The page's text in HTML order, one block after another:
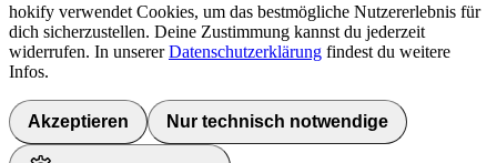
hokify verwendet Cookies, um das bestmögliche Nutzererlebnis für
dich sicherzustellen. Deine Zustimmung kannst du jederzeit
widerrufen. In unsererDatenschutzerklärung findest du weitere
Infos.
Akzeptieren Nur technisch notwendige